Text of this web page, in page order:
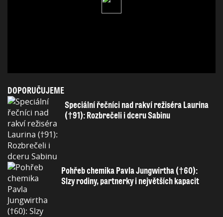
DOPORUČUJEME
Speciální řečníci nad rakví režiséra Laurina
(†91): Rozbrečeli i dceru Sabinu
Pohřeb chemika Pavla Jungwirtha (†60):
Slzy rodiny, partnerky i největších kapacit